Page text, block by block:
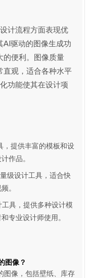
计流程方面表现优
AI驱动的图像生成功
的便利。图像质量
直观，适合各种水平
功能使其在设计项
，提供丰富的模板和设
作品。
级设计工具，适合快
。
具，提供多种设计模
专业设计师使用。
图像？
图像，包括壁纸、库存